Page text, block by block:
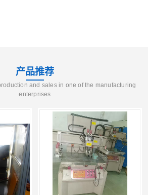
产品推荐
and sales in one of the manufacturing
enterprises